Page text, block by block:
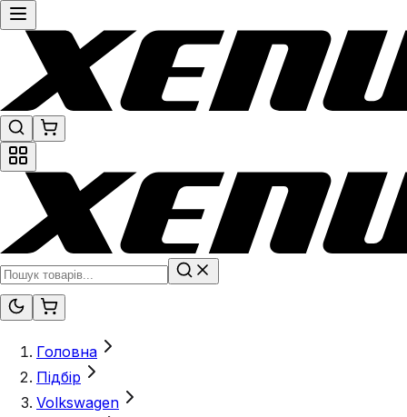
Головна
Підбір
Volkswagen